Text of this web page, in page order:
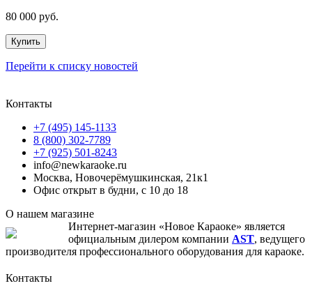
80 000 руб.
Купить
Перейти к списку новостей
Контакты
+7 (495) 145-1133
8 (800) 302-7789
+7 (925) 501-8243
info@newkaraoke.ru
Москва, Новочерёмушкинская, 21к1
Офис открыт в будни, с 10 до 18
О нашем магазине
Интернет-магазин «Новое Караоке» является
официальным дилером компании AST, ведущего
производителя профессионального оборудования для караоке.
Контакты